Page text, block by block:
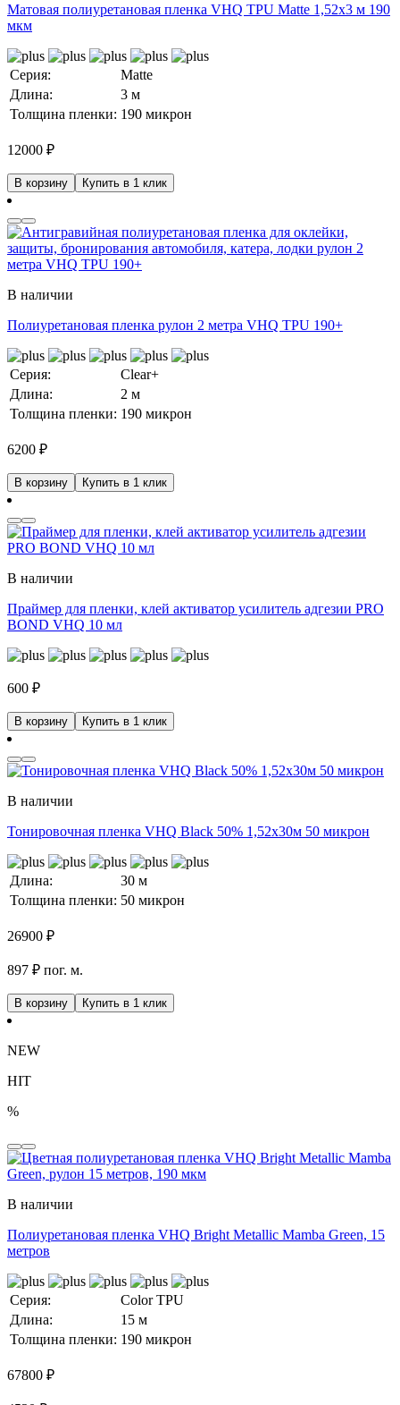
Матовая полиуретановая пленка VHQ TPU Matte 1,52х3 м 190
мкм
Серия:
Matte
Длина:
3 м
Толщина пленки: 190 микрон
12000 ₽
В корзину Купить в 1 клик
В наличии
Полиуретановая пленка рулон 2 метра VHQ TPU 190+
Серия:
Clear+
Длина:
2 м
Толщина пленки: 190 микрон
6200 ₽
В корзину Купить в 1 клик
В наличии
Праймер для пленки, клей активатор усилитель адгезии PRO
BOND VHQ 10 мл
600 ₽
В корзину Купить в 1 клик
В наличии
Тонировочная пленка VHQ Black 50% 1,52x30м 50 микрон
Длина:
30 м
Толщина пленки: 50 микрон
26900 ₽
897 ₽ пог. м.
В корзину Купить в 1 клик
NEW
HIT
%
В наличии
Полиуретановая пленка VHQ Bright Metallic Mamba Green, 15
метров
Серия:
Color TPU
Длина:
15 м
Толщина пленки: 190 микрон
67800 ₽